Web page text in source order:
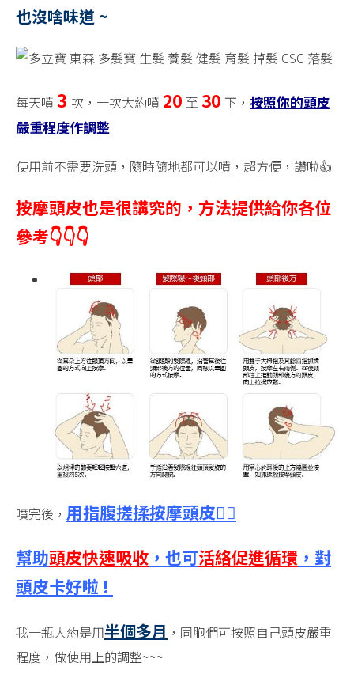
也沒啥味道 ~
每天噴3 次，一次大約噴 20 至 30 下， 按照你的頭皮
嚴重程度作調整
使用前不需要洗頭，隨時隨地都可以噴，超方便，讚啦👍
按摩頭皮也是很講究的，方法提供給你各位
參考👇👇👇
噴完後， 用指腹搓揉按摩頭皮💆‍♂️
幫助頭皮快速吸收 ，也可活絡促進循環 ，對
頭皮卡好啦 !
我一瓶大約是用半個多月 ，同胞們可按照自己頭皮嚴重
程度，做使用上的調整~~~